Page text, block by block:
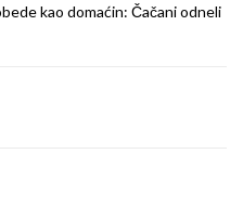
kao domaćin: Čačani odneli